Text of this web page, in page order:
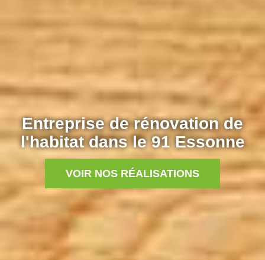
Entreprise de rénovation de
l'habitat dans le 91 Essonne
VOIR NOS RÉALISATIONS